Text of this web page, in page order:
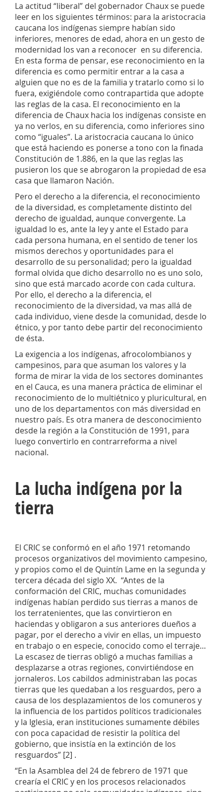
La actitud “liberal” del gobernador Chaux se puede
leer en los siguientes términos: para la aristocracia
caucana los indígenas siempre habían sido
inferiores, menores de edad, ahora en un gesto de
modernidad los van a reconocer en su diferencia.
En esta forma de pensar, ese reconocimiento en la
diferencia es como permitir entrar a la casa a
alguien que no es de la familia y tratarlo como si lo
fuera, exigiéndole como contrapartida que adopte
las reglas de la casa. El reconocimiento en la
diferencia de Chaux hacia los indígenas consiste en
ya no verlos, en su diferencia, como inferiores sino
como “iguales”. La aristocracia caucana lo único
que está haciendo es ponerse a tono con la finada
Constitución de 1.886, en la que las reglas las
pusieron los que se abrogaron la propiedad de esa
casa que llamaron Nación.
Pero el derecho a la diferencia, el reconocimiento
de la diversidad, es completamente distinto del
derecho de igualdad, aunque convergente. La
igualdad lo es, ante la ley y ante el Estado para
cada persona humana, en el sentido de tener los
mismos derechos y oportunidades para el
desarrollo de su personalidad; pero la igualdad
formal olvida que dicho desarrollo no es uno solo,
sino que está marcado acorde con cada cultura.
Por ello, el derecho a la diferencia, el
reconocimiento de la diversidad, va mas allá de
cada individuo, viene desde la comunidad, desde lo
étnico, y por tanto debe partir del reconocimiento
de ésta.
La exigencia a los indígenas, afrocolombianos y
campesinos, para que asuman los valores y la
forma de mirar la vida de los sectores dominantes
en el Cauca, es una manera práctica de eliminar el
reconocimiento de lo multiétnico y pluricultural, en
uno de los departamentos con más diversidad en
nuestro país. Es otra manera de desconocimiento
desde la región a la Constitución de 1991, para
luego convertirlo en contrarreforma a nivel
nacional.
La lucha indígena por la
tierra
El CRIC se conformó en el año 1971 retomando
procesos organizativos del movimiento campesino,
y propios como el de Quintín Lame en la segunda y
tercera década del siglo XX. “Antes de la
conformación del CRIC, muchas comunidades
indígenas habían perdido sus tierras a manos de
los terratenientes, que las convirtieron en
haciendas y obligaron a sus anteriores dueños a
pagar, por el derecho a vivir en ellas, un impuesto
en trabajo o en especie, conocido como el terraje…
La escasez de tierras obligó a muchas familias a
desplazarse a otras regiones, convirtiéndose en
jornaleros. Los cabildos administraban las pocas
tierras que les quedaban a los resguardos, pero a
causa de los desplazamientos de los comuneros y
la influencia de los partidos políticos tradicionales
y la Iglesia, eran instituciones sumamente débiles
con poca capacidad de resistir la política del
gobierno, que insistía en la extinción de los
resguardos” [2] .
“En la Asamblea del 24 de febrero de 1971 que
crearía el CRIC y en los procesos relacionados